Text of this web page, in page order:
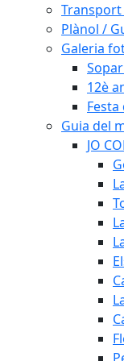
Plànol /
Galeria
12è
Guia del
JO